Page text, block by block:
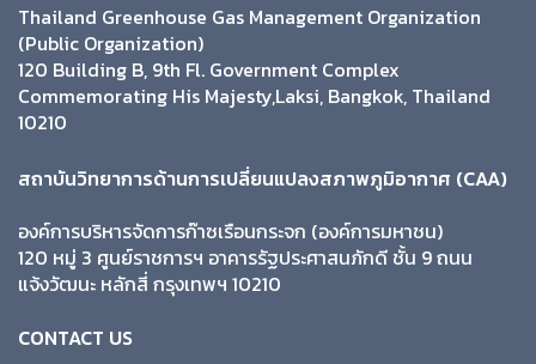
Thailand Greenhouse Gas Management Organization
(Public Organization)
120 Building B, 9th Fl. Government Complex
Commemorating His Majesty,Laksi, Bangkok, Thailand
10210
สถาบันวิทยาการด้านการเปลี่ยนแปลงสภาพภูมิอากาศ (CAA)
องค์การบริหารจัดการก๊าซเรือนกระจก (องค์การมหาชน)
120 หมู่ 3 ศูนย์ราชการฯ อาคารรัฐประศาสนภักดี ชั้น 9 ถนน
แจ้งวัฒนะ หลักสี่ กรุงเทพฯ 10210
CONTACT US